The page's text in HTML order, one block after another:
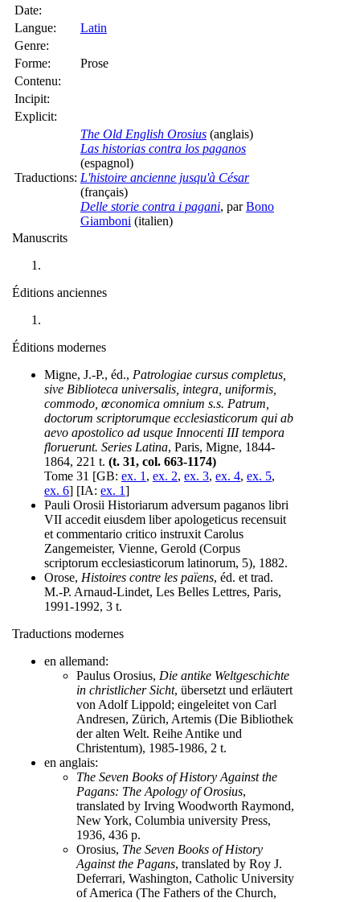
Date:
Langue:
Latin
Genre:
Forme:
Prose
Contenu:
Incipit:
Explicit:
Traductions:
The Old English Orosius (anglais)
Las historias contra los paganos
(espagnol)
L'histoire ancienne jusqu'à César
(français)
Delle storie contra i pagani, parBono
Giamboni (italien)
Manuscrits
Éditions anciennes
Éditions modernes
Migne, J.-P., éd., Patrologiae cursus completus,
sive Biblioteca universalis, integra, uniformis,
commodo, œconomica omnium s.s. Patrum,
doctorum scriptorumque ecclesiasticorum qui ab
aevo apostolico ad usque Innocenti III tempora
floruerunt. Series Latina, Paris, Migne, 1844-
1864, 221 t. (t. 31, col. 663-1174)
Tome 31 [GB: ex. 1 , ex. 2, ex. 3, ex. 4, ex. 5,
ex. 6] [IA: ex. 1]
Pauli Orosii Historiarum adversum paganos libri
VII accedit eiusdem liber apologeticus recensuit
et commentario critico instruxit Carolus
Zangemeister, Vienne, Gerold (Corpus
scriptorum ecclesiasticorum latinorum, 5), 1882.
Orose, Histoires contre les païens, éd. et trad.
M.-P. Arnaud-Lindet, Les Belles Lettres, Paris,
1991-1992, 3 t.
Traductions modernes
en allemand:
Paulus Orosius, Die antike Weltgeschichte
in christlicher Sicht, übersetzt und erläutert
von Adolf Lippold; eingeleitet von Carl
Andresen, Zürich, Artemis (Die Bibliothek
der alten Welt. Reihe Antike und
Christentum), 1985-1986, 2 t.
en anglais:
The Seven Books of History Against the
Pagans: The Apology of Orosius,
translated by Irving Woodworth Raymond,
New York, Columbia university Press,
1936, 436 p.
Orosius, The Seven Books of History
Against the Pagans, translated by Roy J.
Deferrari, Washington, Catholic University
of America (The Fathers of the Church,